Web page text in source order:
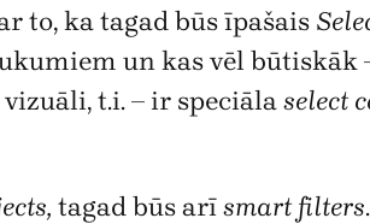
to, ka tagad būs īpašais
un kas vēl
t.i. – ir speciālaselect
tagad būs arīsmart filters